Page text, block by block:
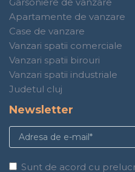
Garsoniere de vanzare
Apartamente de vanzare
Case de vanzare
Vanzari spatii comerciale
Vanzari spatii birouri
Vanzari spatii industriale
Judetul cluj
Newsletter
Sunt de acord cu